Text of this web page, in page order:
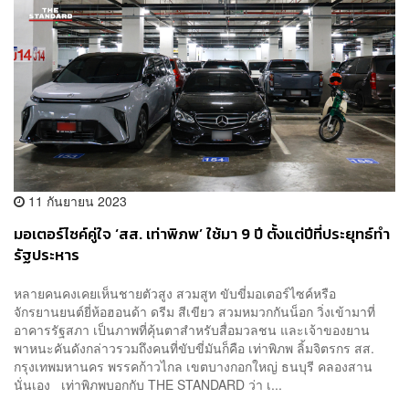
11 กันยายน 2023
มอเตอร์ไซค์คู่ใจ ‘สส. เท่าพิภพ’ ใช้มา 9 ปี ตั้งแต่ปีที่ประยุทธ์ทำ
รัฐประหาร
หลายคนคงเคยเห็นชายตัวสูง สวมสูท ขับขี่มอเตอร์ไซค์หรือ
จักรยานยนต์ยี่ห้อฮอนด้า ดรีม สีเขียว สวมหมวกกันน็อก วิ่งเข้ามาที่
อาคารรัฐสภา เป็นภาพที่คุ้นตาสำหรับสื่อมวลชน และเจ้าของยาน
พาหนะคันดังกล่าวรวมถึงคนที่ขับขี่มันก็คือ เท่าพิภพ ลิ้มจิตรกร สส.
กรุงเทพมหานคร พรรคก้าวไกล เขตบางกอกใหญ่ ธนบุรี คลองสาน
นั่นเอง เท่าพิภพบอกกับ THE STANDARD ว่า เ...